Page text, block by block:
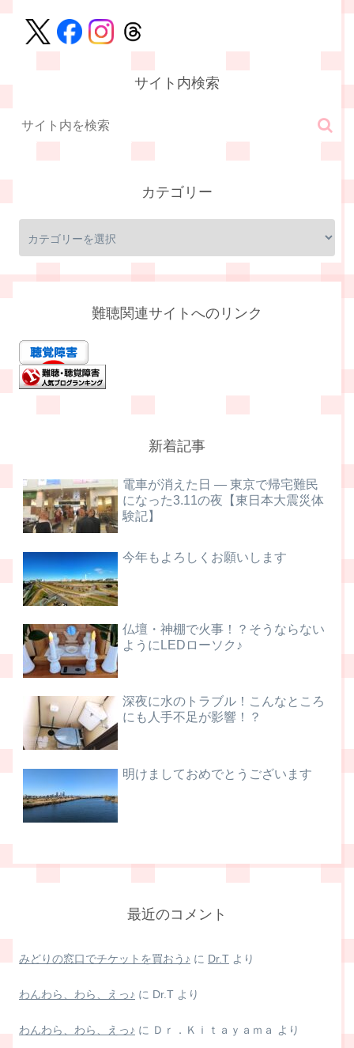
サイト内検索
カテゴリー
難聴関連サイトへのリンク
新着記事
電車が消えた日 ― 東京で帰宅難民
になった3.11の夜【東日本大震災体
験記】
今年もよろしくお願いします
仏壇・神棚で火事！？そうならない
ようにLEDローソク♪
深夜に水のトラブル！こんなところ
にも人手不足が影響！？
明けましておめでとうございます
最近のコメント
みどりの窓口でチケットを買おう♪ に Dr.T より
わんわら、わら、えっ♪ に Dr.T より
わんわら、わら、えっ♪ に Ｄｒ．Ｋｉｔａｙａｍａ より